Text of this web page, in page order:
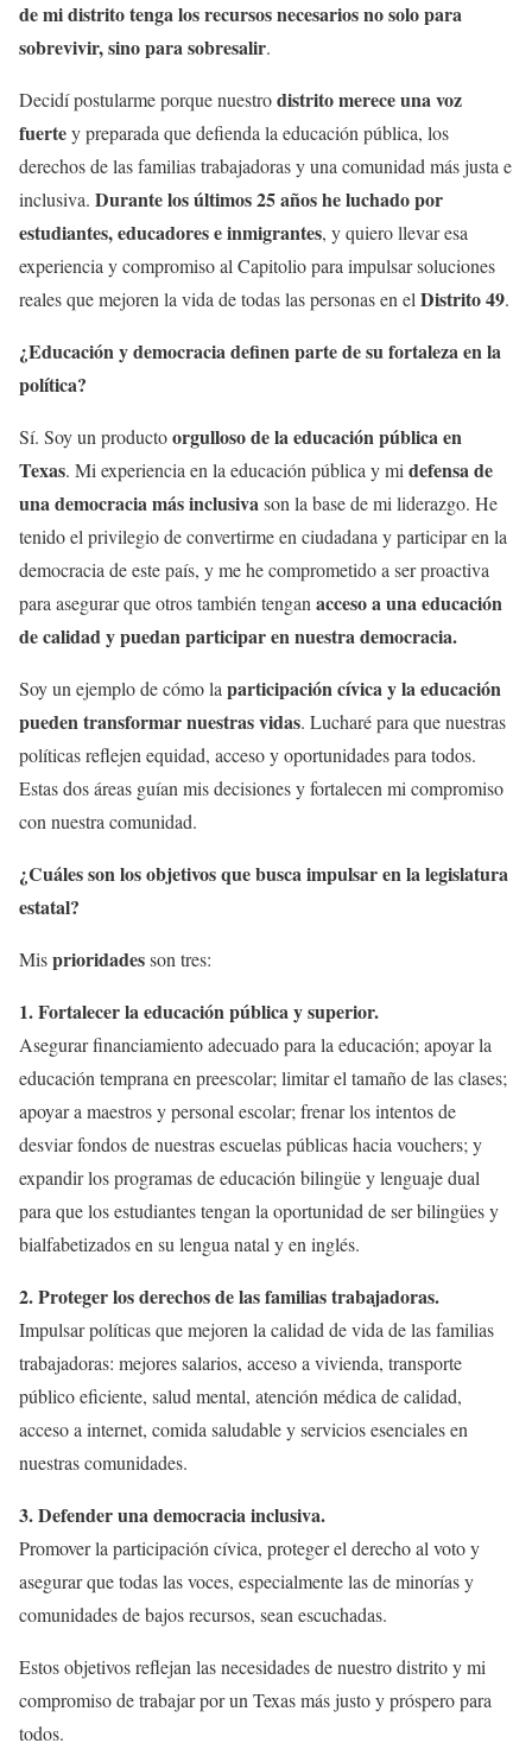
de mi distrito tenga los recursos necesarios no solo para
sobrevivir, sino para sobresalir.
Decidí postularme porque nuestrodistrito merece una voz
fuertey preparada que defienda la educación pública, los
derechos de las familias trabajadoras y una comunidad más justa e
inclusiva. Durante los últimos 25 años he luchado por
estudiantes, educadores e inmigrantes, y quiero llevar esa
experiencia y compromiso al Capitolio para impulsar soluciones
reales que mejoren la vida de todas las personas en elDistrito 49.
¿Educación y democracia definen parte de su fortaleza en la
política?
Sí. Soy un productoorgulloso de la educación pública en
Texas. Mi experiencia en la educación pública y midefensa de
una democracia más inclusivason la base de mi liderazgo. He
tenido el privilegio de convertirme en ciudadana y participar en la
democracia de este país, y me he comprometido a ser proactiva
para asegurar que otros también tenganacceso a una educación
de calidad y puedan participar en nuestra democracia.
Soy un ejemplo de cómo laparticipación cívica y la educación
pueden transformar nuestras vidas. Lucharé para que nuestras
políticas reflejen equidad, acceso y oportunidades para todos.
Estas dos áreas guían mis decisiones y fortalecen mi compromiso
con nuestra comunidad.
¿Cuáles son los objetivos que busca impulsar en la legislatura
estatal?
Misprioridadesson tres:
1. Fortalecer la educación pública y superior.
Asegurar financiamiento adecuado para la educación; apoyar la
educación temprana en preescolar; limitar el tamaño de las clases;
apoyar a maestros y personal escolar; frenar los intentos de
desviar fondos de nuestras escuelas públicas hacia vouchers; y
expandir los programas de educación bilingüe y lenguaje dual
para que los estudiantes tengan la oportunidad de ser bilingües y
bialfabetizados en su lengua natal y en inglés.
2. Proteger los derechos de las familias trabajadoras.
Impulsar políticas que mejoren la calidad de vida de las familias
trabajadoras: mejores salarios, acceso a vivienda, transporte
público eficiente, salud mental, atención médica de calidad,
acceso a internet, comida saludable y servicios esenciales en
nuestras comunidades.
3. Defender una democracia inclusiva.
Promover la participación cívica, proteger el derecho al voto y
asegurar que todas las voces, especialmente las de minorías y
comunidades de bajos recursos, sean escuchadas.
Estos objetivos reflejan las necesidades de nuestro distrito y mi
compromiso de trabajar por un Texas más justo y próspero para
todos.